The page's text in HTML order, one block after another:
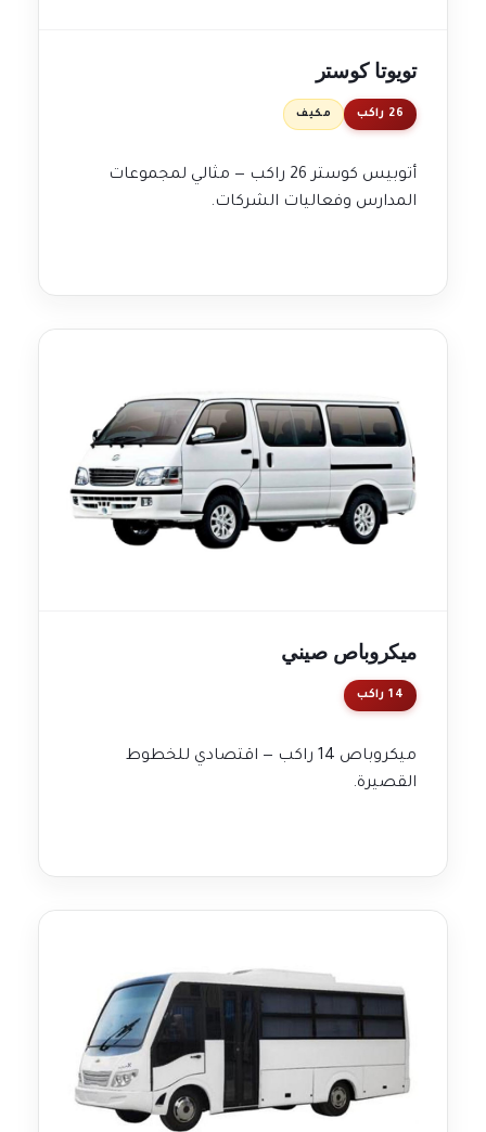
تويوتا كوستر
26 راكب مكيف
أتوبيس كوستر 26 راكب — مثالي لمجموعات
المدارس وفعاليات الشركات.
ميكروباص صيني
14 راكب
ميكروباص 14 راكب — اقتصادي للخطوط
القصيرة.